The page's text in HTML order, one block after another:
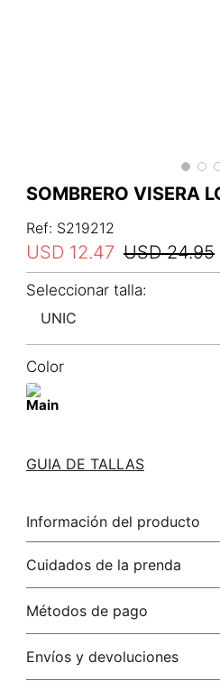
SOMBRERO VISERA
Ref: S219212
USD 24.95
USD 12.47
UNIC
Color
GUIA DE TALLAS
Información del producto
Cuidados de la prenda
Métodos de pago
Tarjetas de crédito: Visa, Dinners,
Envíos y devoluciones